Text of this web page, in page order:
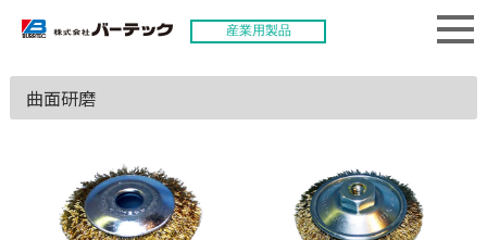
産業用製品
曲面研磨